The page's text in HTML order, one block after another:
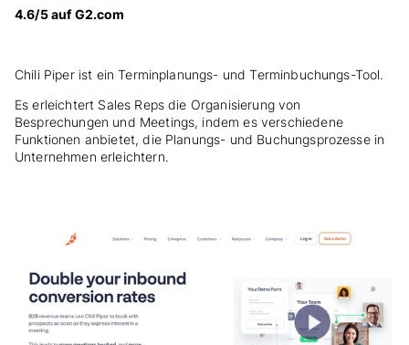
4.6/5 auf G2.com
Chili Piper ist ein Terminplanungs- und Terminbuchungs-Tool.
Es erleichtert Sales Reps die Organisierung von
Besprechungen und Meetings, indem es verschiedene
Funktionen anbietet, die Planungs- und Buchungsprozesse in
Unternehmen erleichtern.